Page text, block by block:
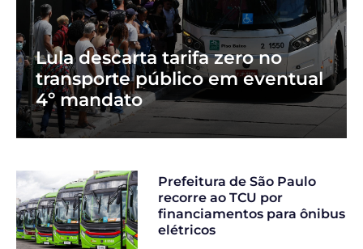
Lula descarta tarifa zero no
transporte público em eventual
4º mandato
Prefeitura de São Paulo
recorre ao TCU por
financiamentos para ônibus
elétricos